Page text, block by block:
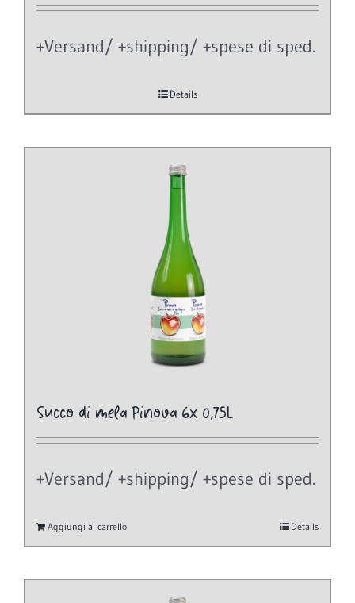
+Versand/ +shipping/ +spese di sped.
Details
Succo di mela Pinova 6x 0,75L
+Versand/ +shipping/ +spese di sped.
Aggiungi al carrello Details